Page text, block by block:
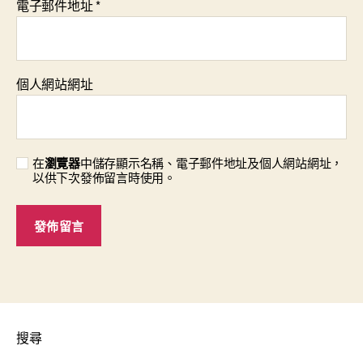
電子郵件地址*
個人網站網址
在瀏覽器中儲存顯示名稱、電子郵件地址及個人網站網址，
以供下次發佈留言時使用。
搜尋